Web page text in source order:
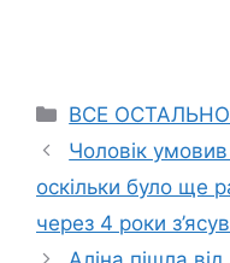
Categories
ВСЕ
Чоловік
оскільки було ще
через 4 роки